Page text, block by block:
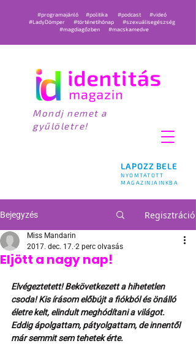
LAPOZZ BELE
NYOMTATOTT
MAGAZINJAINKBA
#programajánló #politika #podcast
#videó
#LadyDömper
#történetihónap
#szexuálisegészség
#magdiagőzben
#macskamedve
Mondj nemet a
gyűlöletre!
Bejegyzés Regisztráció
Eljött a nagy nap!
Miss Mandarin
2017. dec. 17. 2 perc olvasás
Elvégeztetett! Bekövetkezett a hihetetlen
csoda! Kis írásom előbújt a fiókból és önálló
életre kelt, elindult meghódítani a világot.
Eddig ápolgattam, pátyolgattam, de innentől
már semmit sem tehetek érte.